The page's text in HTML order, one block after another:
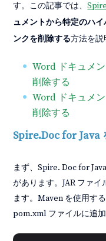
す。この記事では、
ュメントから特定のハ
ンクを削除する方法を説
Word ドキュメ
削除する
Word ドキュメ
削除する
Spire.Doc for Java
まず、Spire. Doc for
があります。JAR ファイ
ます。Maven を使用す
pom.xml ファイルに追